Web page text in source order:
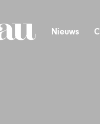
Nieuws